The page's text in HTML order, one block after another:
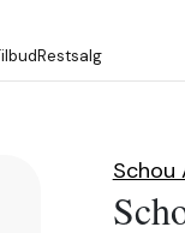
Tilbud Restsalg
Schou